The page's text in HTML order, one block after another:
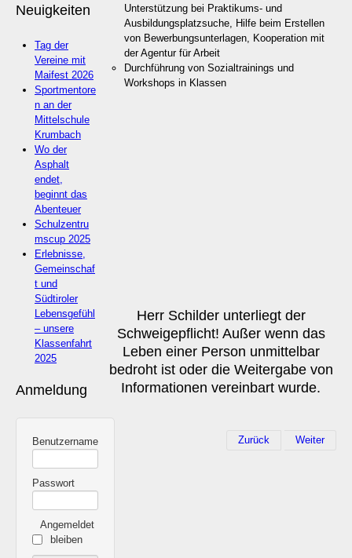
Neuigkeiten
Tag der
Vereine mit
Maifest 2026
Sportmentore
n an der
Mittelschule
Krumbach
Wo der
Asphalt
endet,
beginnt das
Abenteuer
Schulzentru
mscup 2025
Erlebnisse,
Gemeinschaf
t und
Südtiroler
Lebensgefühl
– unsere
Klassenfahrt
2025
Anmeldung
Benutzername
Passwort
Angemeldet
bleiben
Unterstützung bei Praktikums- und
Ausbildungsplatzsuche, Hilfe beim Erstellen
von Bewerbungsunterlagen, Kooperation mit
der Agentur für Arbeit
Durchführung von Sozialtrainings und
Workshops in Klassen
Herr Schilder unterliegt der
Schweigepflicht! Außer wenn das
Leben einer Person unmittelbar
bedroht ist oder die Weitergabe von
Informationen vereinbart wurde.
Zurück Weiter